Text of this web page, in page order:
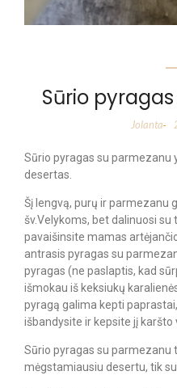
Sūrio
Jolanta-
Sūrio pyragas su parmezanu
desertas.
Šį lengvą, purų ir parmezanu
šv.Velykoms, bet dalinuosi su
pavaišinsite mamas
antrasis pyragas su
pyragas (ne paslaptis, kad
išmokau iš keksiukų
pyragą galima kepti
išbandysite ir kepsite jį karšto
Sūrio pyragas su parmezanu
mėgstamiausiu desertu, tik